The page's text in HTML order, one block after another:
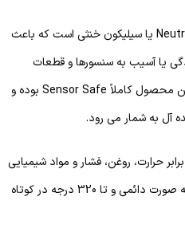
ویژگی مهم این چسب، فناوری Neutral Cure یا سیلیکون خنثی است که باعث
یا آسیب به سنسورها و قطعات
الکترونیکی وارد نشود. به همین دلیل این محصول کاملاً Sensor Safe بوده و
آل به شمار می رود.
حرارت، روغن، فشار و مواد شیمیایی
دارد و تا دمای 250 درجه سانتی گراد به صورت دائمی و تا 320 درجه در کوتاه